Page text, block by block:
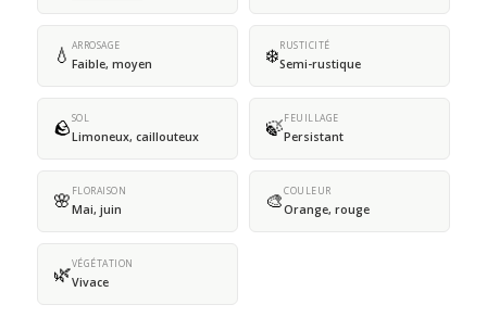
💧 ARROSAGE
Faible, moyen ❄️RUSTICITÉ
Semi-rustique
🪨SOL
Limoneux, caillouteux 🍃FEUILLAGE
Persistant
🌸 FLORAISON
Mai, juin 🎨COULEUR
Orange, rouge
🌿VÉGÉTATION
Vivace